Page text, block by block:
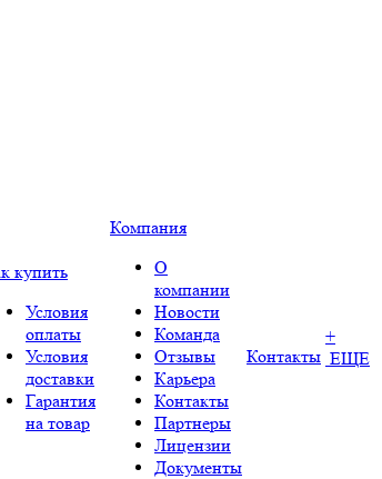
купить
Условия
оплаты
Условия
доставки
Гарантия
на товар
Компания
О
компании
Новости
Команда
Отзывы
Карьера
Контакты
Партнеры
Лицензии
Документы
Контакты
+
ЕЩЕ